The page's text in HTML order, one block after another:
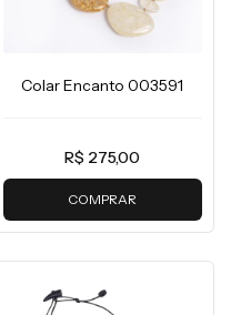
Colar Encanto 003591
R$ 275,00
COMPRAR